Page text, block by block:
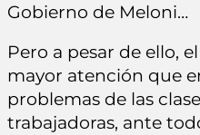
Gobierno de Meloni…
Pero a pesar de ello,
mayor atención que
problemas de las
trabajadoras, ante